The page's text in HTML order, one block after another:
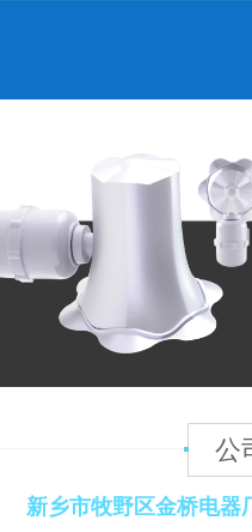
公
新乡市牧野区金桥电器